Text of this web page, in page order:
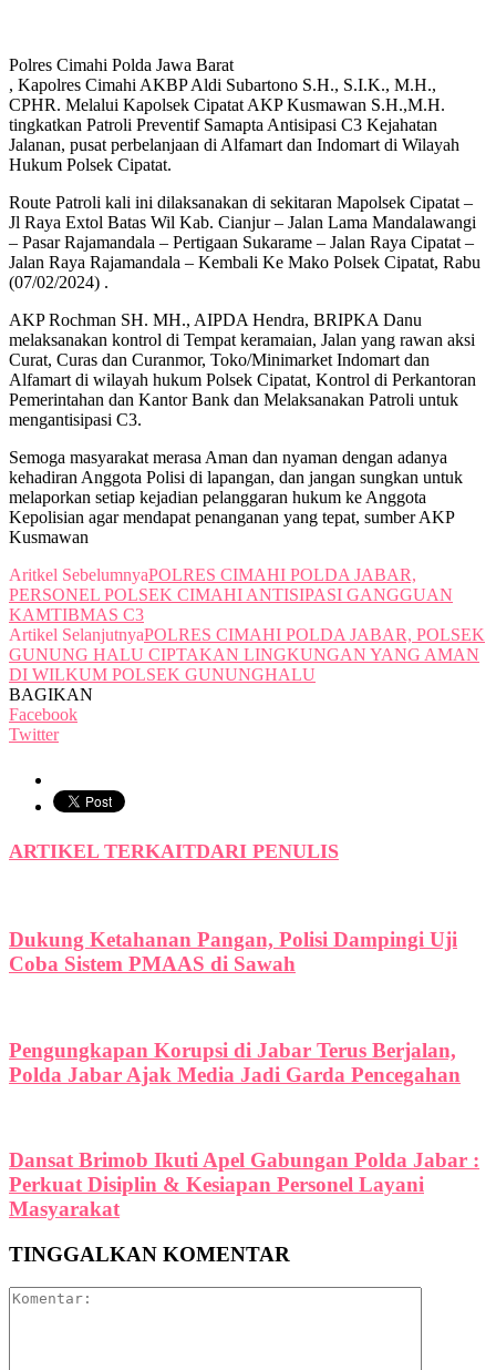
Polres Cimahi Polda Jawa Barat
, Kapolres Cimahi AKBP Aldi Subartono S.H., S.I.K., M.H.,
CPHR. Melalui Kapolsek Cipatat AKP Kusmawan S.H.,M.H.
tingkatkan Patroli Preventif Samapta Antisipasi C3 Kejahatan
Jalanan, pusat perbelanjaan di Alfamart dan Indomart di Wilayah
Hukum Polsek Cipatat.
Route Patroli kali ini dilaksanakan di sekitaran Mapolsek Cipatat –
Jl Raya Extol Batas Wil Kab. Cianjur – Jalan Lama Mandalawangi
– Pasar Rajamandala – Pertigaan Sukarame – Jalan Raya Cipatat –
Jalan Raya Rajamandala – Kembali Ke Mako Polsek Cipatat, Rabu
(07/02/2024) .
AKP Rochman SH. MH., AIPDA Hendra, BRIPKA Danu
melaksanakan kontrol di Tempat keramaian, Jalan yang rawan aksi
Curat, Curas dan Curanmor, Toko/Minimarket Indomart dan
Alfamart di wilayah hukum Polsek Cipatat, Kontrol di Perkantoran
Pemerintahan dan Kantor Bank dan Melaksanakan Patroli untuk
mengantisipasi C3.
Semoga masyarakat merasa Aman dan nyaman dengan adanya
kehadiran Anggota Polisi di lapangan, dan jangan sungkan untuk
melaporkan setiap kejadian pelanggaran hukum ke Anggota
Kepolisian agar mendapat penanganan yang tepat, sumber AKP
Kusmawan
Aritkel SebelumnyaPOLRES CIMAHI POLDA JABAR,
PERSONEL POLSEK CIMAHI ANTISIPASI GANGGUAN
KAMTIBMAS C3
Artikel SelanjutnyaPOLRES CIMAHI POLDA JABAR, POLSEK
GUNUNG HALU CIPTAKAN LINGKUNGAN YANG AMAN
DI WILKUM POLSEK GUNUNGHALU
BAGIKAN
Facebook
Twitter
ARTIKEL TERKAITDARI PENULIS
Dukung Ketahanan Pangan, Polisi Dampingi Uji
Coba Sistem PMAAS di Sawah
Pengungkapan Korupsi di Jabar Terus Berjalan,
Polda Jabar Ajak Media Jadi Garda Pencegahan
Dansat Brimob Ikuti Apel Gabungan Polda Jabar :
Perkuat Disiplin & Kesiapan Personel Layani
Masyarakat
TINGGALKAN KOMENTAR